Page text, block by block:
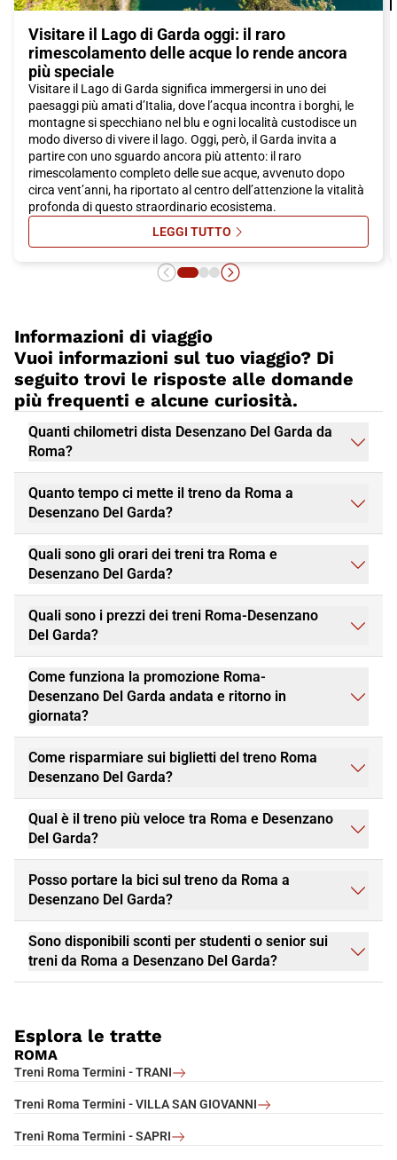
Visitare il Lago di Garda oggi: il raro
rimescolamento delle acque lo rende ancora
più speciale
Visitare il Lago di Garda significa immergersi in uno dei
paesaggi più amati d’Italia, dove l’acqua incontra i borghi, le
montagne si specchiano nel blu e ogni località custodisce un
modo diverso di vivere il lago. Oggi, però, il Garda invita a
partire con uno sguardo ancora più attento: il raro
rimescolamento completo delle sue acque, avvenuto dopo
circa vent’anni, ha riportato al centro dell’attenzione la vitalità
profonda di questo straordinario ecosistema.
LEGGI TUTTOSU VISITARE IL LAGO DI GARDA
Informazioni di viaggio
Vuoi informazioni sul tuo viaggio? Di
seguito trovi le risposte alle domande
più frequenti e alcune curiosità.
Quanti chilometri dista Desenzano Del Garda da
Roma?
Quanto tempo ci mette il treno da Roma a
Desenzano Del Garda?
Quali sono gli orari dei treni tra Roma e
Desenzano Del Garda?
Quali sono i prezzi dei treni Roma-Desenzano
Del Garda?
Come funziona la promozione Roma-
Desenzano Del Garda andata e ritorno in
giornata?
Come risparmiare sui biglietti del treno Roma
Desenzano Del Garda?
Qual è il treno più veloce tra Roma e Desenzano
Del Garda?
Posso portare la bici sul treno da Roma a
Desenzano Del Garda?
Sono disponibili sconti per studenti o senior sui
treni da Roma a Desenzano Del Garda?
Esplora le tratte
ROMA
Treni Roma Termini - TRANI
Treni Roma Termini - VILLA SAN GIOVANNI
Treni Roma Termini - SAPRI